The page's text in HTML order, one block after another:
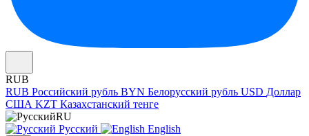
RUB
RUB Российский рубль BYN Белорусский рубль USD Доллар
США KZT Казахстанский тенге
RU
Русский
English